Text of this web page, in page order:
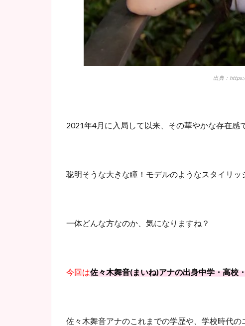
出典：
2021年4月に入局して以来、その華やかな存在感
聡明そうな大きな瞳！モデルのようなスタイリッ
一体どんな方なのか、気になりますね？
今回は佐々木舞音(まいね)アナの出身中学・高校
佐々木舞音アナのこれまでの学歴や、学校時代